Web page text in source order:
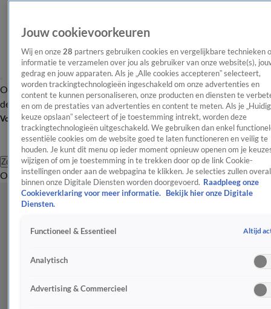
OverzichtAfleveringen Entertainment TV Algemeen
Tip
de redactieNieuwsbrief
Volg Shownieuws
Zoeken
OverzichtEntertainmentSpraakmakendRealityCrimeVideo's
Jouw cookievoorkeuren
Wij en onze 28 partners gebruiken cookies en vergelijkbare technieken
informatie te verzamelen over jou als gebruiker van onze website(s),
gedrag en jouw apparaten. Als je „Alle cookies accepteren” selecteert,
worden trackingtechnologieën ingeschakeld om onze advertenties en
content te kunnen personaliseren, onze producten en diensten te
en om de prestaties van advertenties en content te meten. Als je
keuze opslaan” selecteert of je toestemming intrekt, worden deze
trackingtechnologieën uitgeschakeld. We gebruiken dan enkel
essentiële cookies om de website goed te laten functioneren en veilig te
houden. Je kunt dit menu op ieder moment opnieuw openen om je
wijzigen of om je toestemming in te trekken door op de link Cookie-
instellingen onder aan de webpagina te klikken. Je selecties zullen overal
binnen onze Digitale Diensten worden doorgevoerd. Raadpleeg onze
Cookieverklaring voor meer informatie.
Bekijk hier onze Digitale
Diensten.
Functioneel & Essentieel Altijd
Analytisch
Advertising & Commercieel